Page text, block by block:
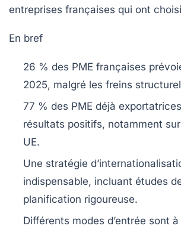
entreprises françaises qui ont
En bref
26 % des PME françaises
2025, malgré les freins
77 % des PME déjà exportatrices
résultats positifs, notamment
UE.
Une stratégie
indispensable, incluant études
planification rigoureuse.
Différents modes d’entrée sont